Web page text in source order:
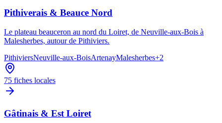
Pithiverais & Beauce Nord
Le plateau beauceron au nord du Loiret, de Neuville-aux-Bois à
Malesherbes, autour de Pithiviers.
PithiviersNeuville-aux-BoisArtenayMalesherbes+2
75 fiches locales
Gâtinais & Est Loiret